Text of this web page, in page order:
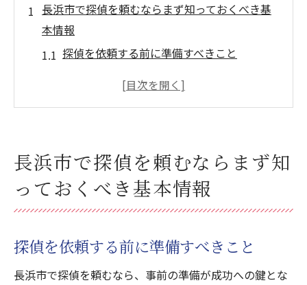
長浜市で探偵を頼むならまず知っておくべき基
本情報
探偵を依頼する前に準備すべきこと
長浜市内での探偵依頼の一般的な流れ
依頼内容に合わせた探偵を選ぶポイント
地域密着型の調査会社を選ぶことが安心の鍵
地域密着型調査会社の利点とは
長浜市の地域特性を活かした調査法
長浜市で探偵を頼むならまず知
っておくべき基本情報
探偵を依頼する前に準備すべきこと
長浜市で探偵を頼むなら、事前の準備が成功への鍵とな